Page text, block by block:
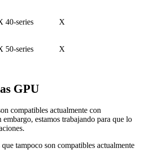
40-series X
50-series X
GPU
compatibles actualmente con
estamos trabajando para que lo
tampoco son compatibles actualmente